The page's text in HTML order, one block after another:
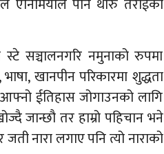
एनिमियाले पनि थारु तराईको
सञ्चालनगरि नमुनाको रुपमा
खानपीन परिकारमा शुद्धता
ईतिहास जोगाउनको लागि
जान्छौ तर हाम्रो पहिचान भने
नारा लगाए पनि त्यो नाराको